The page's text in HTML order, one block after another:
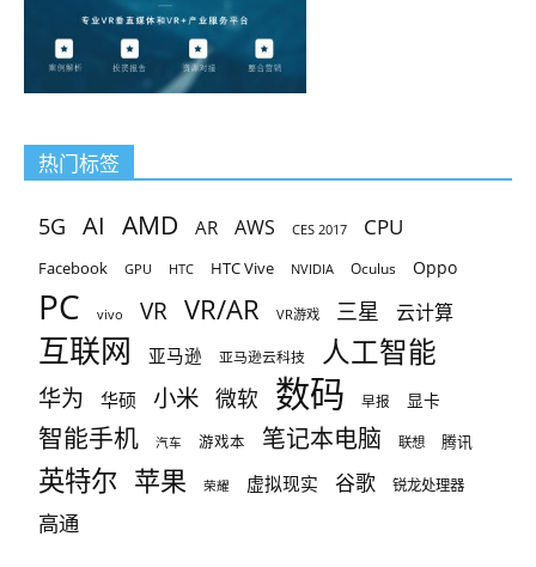
热门标签
5G AI AMD AR AWS CES 2017 CPU
Facebook GPU HTC HTC Vive NVIDIA Oculus Oppo
PC vivo VR VR/AR VR游戏 三星 云计算
互联网 亚马逊 亚马逊云科技 人工智能
华为 华硕 小米 微软 数码 早报 显卡
智能手机 汽车 游戏本 笔记本电脑 联想 腾讯
英特尔 苹果 荣耀 虚拟现实 谷歌 锐龙处理器
高通